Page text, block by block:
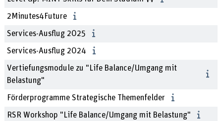
2Minutes4Future
Services-Ausflug 2025
Services-Ausflug 2024
Vertiefungsmodule zu "Life Balance/Umgang mit
Belastung"
Förderprogramme Strategische Themenfelder
RSR Workshop "Life Balance/Umgang mit Belastung"